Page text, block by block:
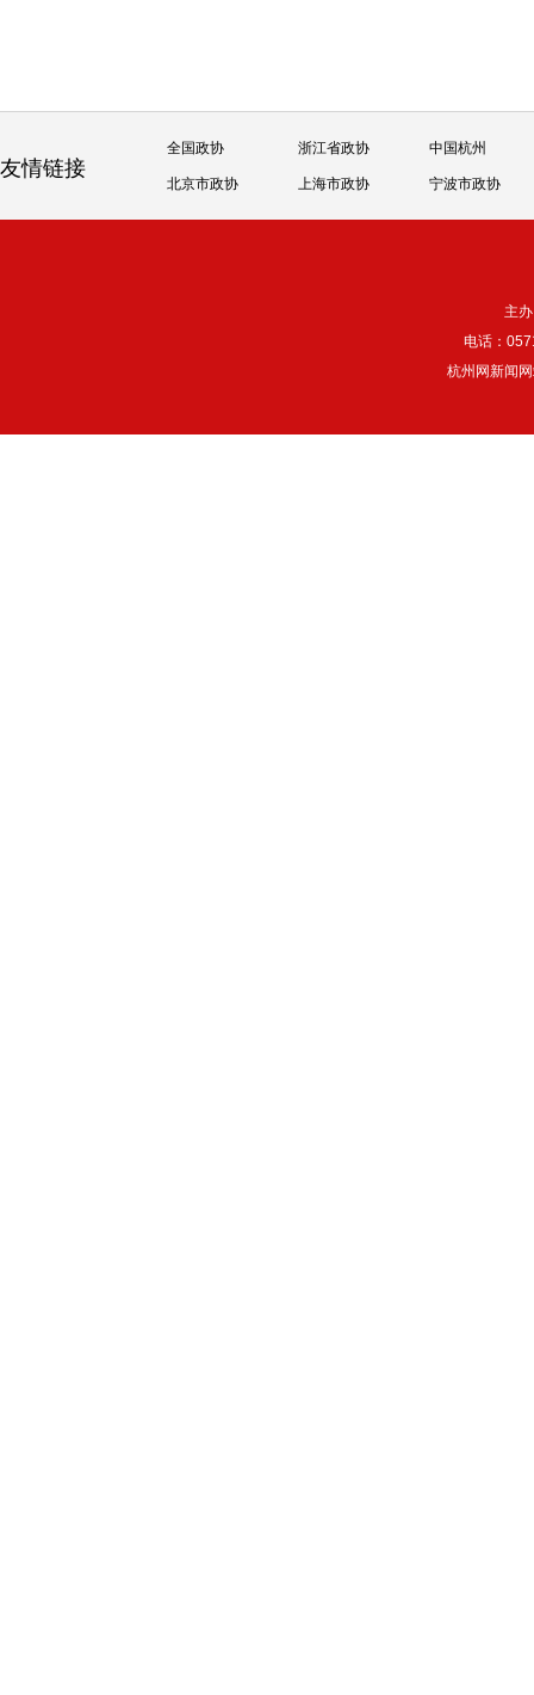
友情链接
全国政协 浙江省政协 中国杭州
北京市政协 上海市政协 宁波市政协
主
电话：
杭州网新闻